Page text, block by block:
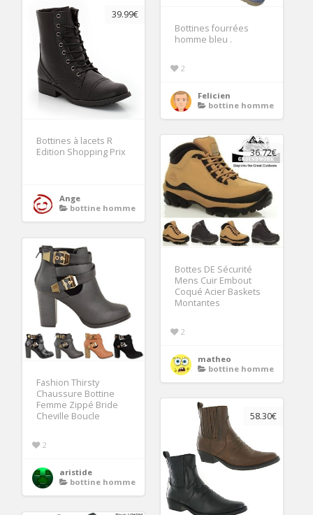
Bottines fourrées
homme bleu .
2
Felicien
bottine homme
39.99€
Bottines à lacets R
Edition Shopping Prix
Ange
bottine homme
36.72€
Bottes DE Sécurité
Mens Cuir Embout
Coqué Acier Baskets
Montantes
2
matheo
bottine homme
Fashion Thirsty
Chaussure Bottine
Femme Zippé Bride
Cheville Boucle
2
aristide
bottine homme
58.30€